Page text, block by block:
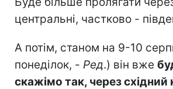
центральні, частково -
А потім, станом на 9-10
понеділок, - Ред.) він вже
скажімо так, через східний